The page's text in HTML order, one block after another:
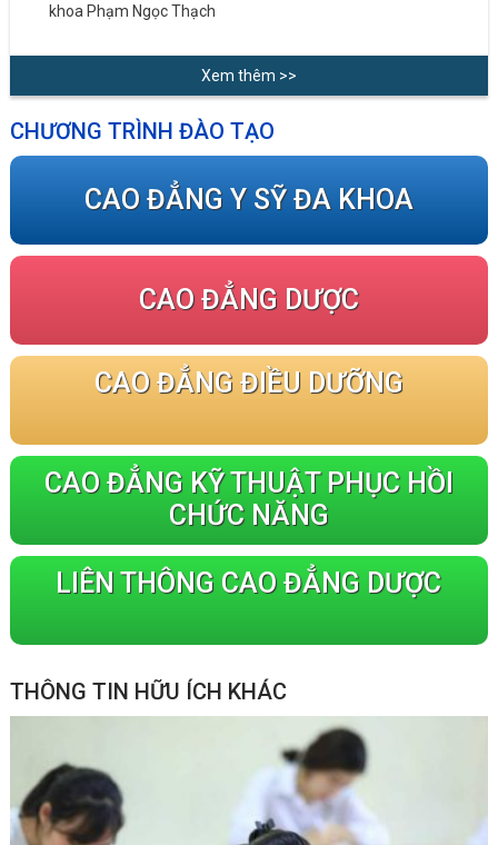
khoa Phạm Ngọc Thạch
Xem thêm >>
CHƯƠNG TRÌNH ĐÀO TẠO
CAO ĐẲNG Y SỸ ĐA KHOA
CAO ĐẲNG DƯỢC
CAO ĐẲNG ĐIỀU DƯỠNG
CAO ĐẲNG KỸ THUẬT PHỤC HỒI
CHỨC NĂNG
LIÊN THÔNG CAO ĐẲNG DƯỢC
THÔNG TIN HỮU ÍCH KHÁC